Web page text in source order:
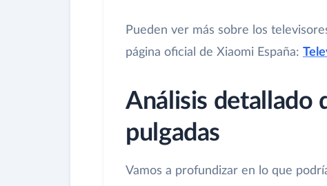
Pueden ver más sobre los
página oficial de Xiaomi España:
Análisis detallado
pulgadas
Vamos a profundizar en lo que